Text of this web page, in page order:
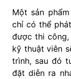
Một sản
chỉ có thể
được thi
kỹ thuật viên
trình, sau đó
đặt diễn ra